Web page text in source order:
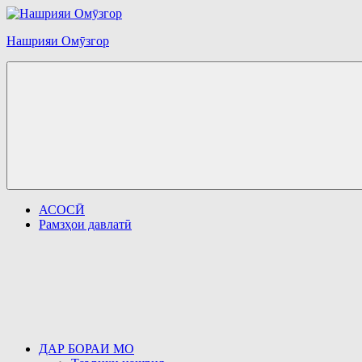
Перейти
содержимому
Нашрияи Омӯзгор
АСОСӢ
Рамзҳои давлатӣ
ДАР БОРАИ МО